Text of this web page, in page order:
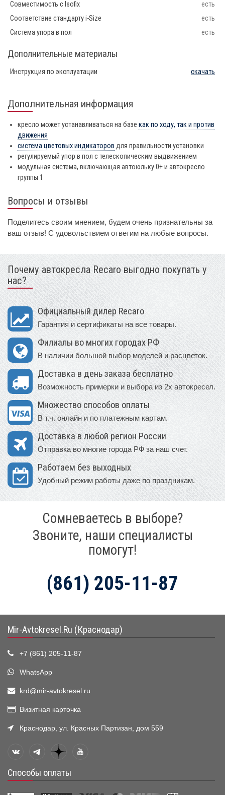
Совместимость с Isofix
есть
Соответствие стандарту i-Size
есть
Система упора в пол
есть
Дополнительные материалы
Инструкция по эксплуатации скачать
Дополнительная информация
кресло может устанавливаться на базе как по ходу, так и против
движения
система цветовых индикаторов для правильности установки
регулируемый упор в пол с телескопическим выдвижением
модульная система, включающая автоюльку 0+ и автокресло
группы 1
Вопросы и отзывы
Поделитесь своим мнением, будем очень признательны за
ваш отзыв! С удовольствием ответим на любые вопросы.
Почему автокресла Recaro выгодно покупать у
нас?
Официальный дилер Recaro
Гарантия и сертификаты на все товары.
Филиалы во многих городах РФ
В наличии большой выбор моделей и расцветок.
Доставка в день заказа бесплатно
Возможность примерки и выбора из 2х автокресел.
Множество способов оплаты
В т.ч. онлайн и по платежным картам.
Доставка в любой регион России
Отправка во многие города РФ за наш счет.
Работаем без выходных
Удобный режим работы даже по праздникам.
Сомневаетесь в выборе?
Звоните, наши специалисты
помогут!
(861) 205-11-87
Mir-Avtokresel.Ru (Краснодар)
+7 (861) 205-11-87
WhatsApp
krd@mir-avtokresel.ru
Визитная карточка
Краснодар, ул. Красных Партизан, дом 559
Способы оплаты